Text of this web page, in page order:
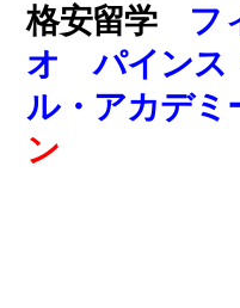
格安留学 フ
オ パインス
ル・アカデミ
ン